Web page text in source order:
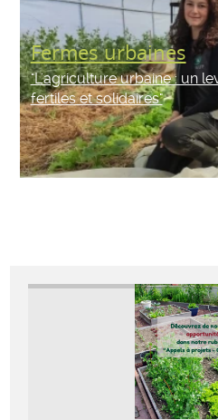
"L'agriculture urbaine : un
fertiles et solidaires"
Fermes urbaines